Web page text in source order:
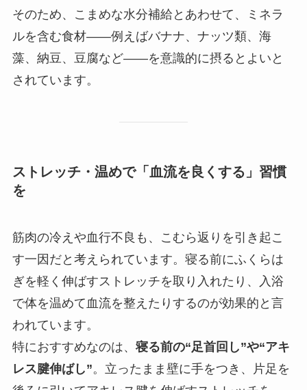
そのため、こまめな水分補給とあわせて、ミネラ
ルを含む食材——例えばバナナ、ナッツ類、海
藻、納豆、豆腐など——を意識的に摂るとよいと
されています。
ストレッチ・温めで「血流を良くする」習慣
を
筋肉の冷えや血行不良も、こむら返りを引き起こ
す一因だと考えられています。寝る前にふくらは
ぎを軽く伸ばすストレッチを取り入れたり、入浴
で体を温めて血流を整えたりするのが効果的と言
われています。
特におすすめなのは、 寝る前の“足首回し”や“アキ
レス腱伸ばし”。立ったまま壁に手をつき、片足を